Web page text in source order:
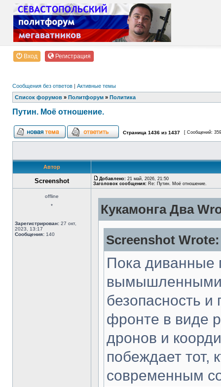
Вход Регистрация
Сообщения без ответов | Активные темы
Список форумов » Политфорум » Политика
Путин. Моё отношение.
Страница 1436 из 1437 [ Сообщений:
Автор
Screenshot Добавлено: 21 май, 2026, 21:50
Заголовок сообщения: Re: Путин. Моё отношение.
offline
*
Зарегистрирован: 27 окт,
2023, 13:17
Сообщения: 140
Кукамонга Два
Screenshot Wrote:
Пока диванные
вымышленными
безопасность и
фронте в виде
дронов и
побеждает тот,
современным